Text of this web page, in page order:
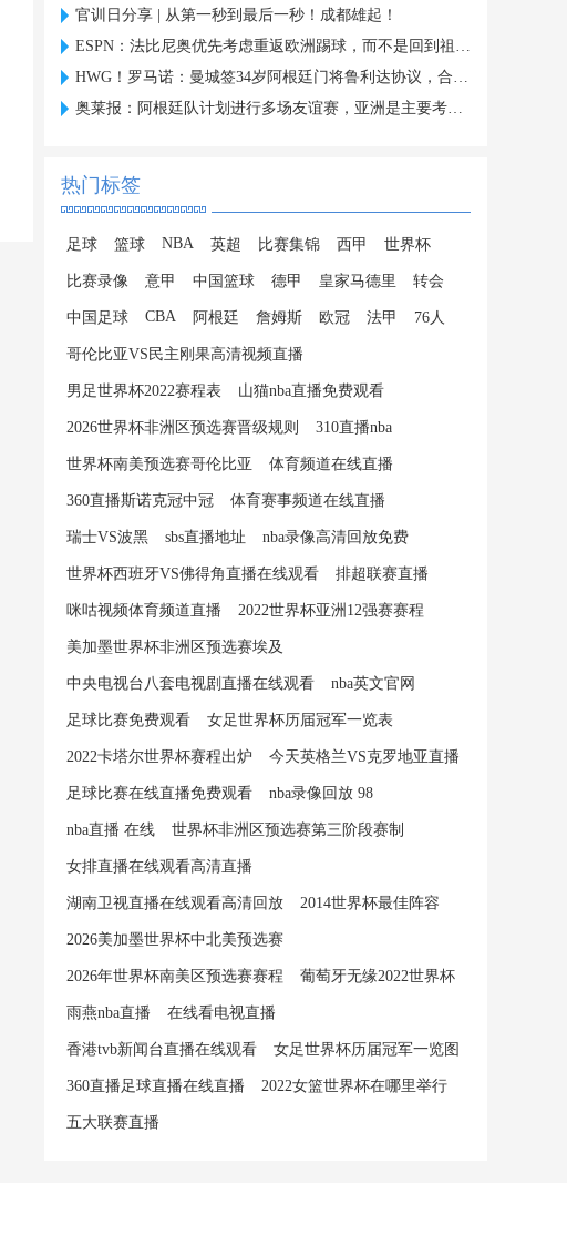
官训日分享 | 从第一秒到最后一秒！成都雄起！
ESPN：法比尼奥优先考虑重返欧洲踢球，而不是回到祖国巴西
HWG！罗马诺：曼城签34岁阿根廷门将鲁利达协议，合同2+1
奥莱报：阿根廷队计划进行多场友谊赛，亚洲是主要考虑的目的地
热门标签
足球 篮球 NBA 英超 比赛集锦 西甲 世界杯
比赛录像 意甲 中国篮球 德甲 皇家马德里 转会
中国足球 CBA 阿根廷 詹姆斯 欧冠 法甲 76人
哥伦比亚VS民主刚果高清视频直播
男足世界杯2022赛程表 山猫nba直播免费观看
2026世界杯非洲区预选赛晋级规则 310直播nba
世界杯南美预选赛哥伦比亚 体育频道在线直播
360直播斯诺克冠中冠 体育赛事频道在线直播
瑞士VS波黑 sbs直播地址 nba录像高清回放免费
世界杯西班牙VS佛得角直播在线观看 排超联赛直播
咪咕视频体育频道直播 2022世界杯亚洲12强赛赛程
美加墨世界杯非洲区预选赛埃及
中央电视台八套电视剧直播在线观看 nba英文官网
足球比赛免费观看 女足世界杯历届冠军一览表
2022卡塔尔世界杯赛程出炉 今天英格兰VS克罗地亚直播
足球比赛在线直播免费观看 nba录像回放 98
nba直播 在线 世界杯非洲区预选赛第三阶段赛制
女排直播在线观看高清直播
湖南卫视直播在线观看高清回放 2014世界杯最佳阵容
2026美加墨世界杯中北美预选赛
2026年世界杯南美区预选赛赛程 葡萄牙无缘2022世界杯
雨燕nba直播 在线看电视直播
香港tvb新闻台直播在线观看 女足世界杯历届冠军一览图
360直播足球直播在线直播 2022女篮世界杯在哪里举行
五大联赛直播